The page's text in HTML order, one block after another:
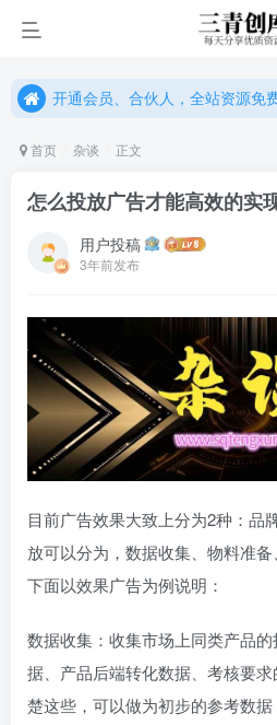
开通会员、合伙人，全站资源免费获取，涉及卡密项目
开通会员、合伙人，全站资源免费获取，涉及卡密项目
首页 杂谈 正文
怎么投放广告才能高效的实
用户投稿
3年前发布
目前广告效果大致上分为2种：品
放可以分为，数据收集、物料准备
下面以效果广告为例说明：
数据收集：收集市场上同类产品
据、产品后端转化数据、考核要
楚这些，可以做为初步的参考数